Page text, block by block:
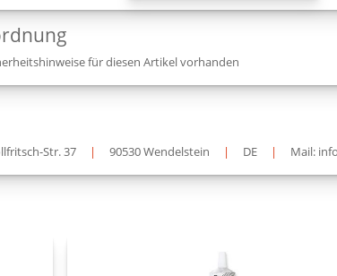
für diesen Artikel vorhanden
Str. 37 | 90530 Wendelstein | DE | Mail: